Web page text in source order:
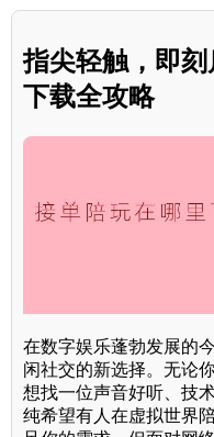
指尖轻触，即
下载全攻略
在数字娱乐蓬勃发展的
闲社交的新选择。无论
想找一位声音好听、技
纯希望有人在虚拟世界